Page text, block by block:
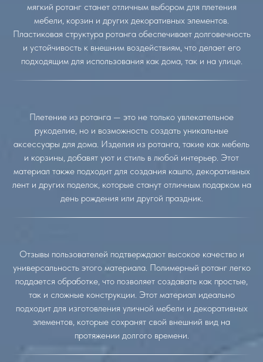
мягкий ротанг станет отличным выбором для плетения
мебели, корзин и других декоративных элементов.
Пластиковая структура ротанга обеспечивает долговечность
и устойчивость к внешним воздействиям, что делает его
подходящим для использования как дома, так и на улице.
Плетение из ротанга — это не только увлекательное
рукоделие, но и возможность создать уникальные
аксессуары для дома. Изделия из ротанга, такие как мебель
и корзины, добавят уют и стиль в любой интерьер. Этот
материал также подходит для создания кашпо, декоративных
лент и других поделок, которые станут отличным подарком на
день рождения или другой праздник.
Отзывы пользователей подтверждают высокое качество и
универсальность этого материала. Полимерный ротанг легко
поддается обработке, что позволяет создавать как простые,
так и сложные конструкции. Этот материал идеально
подходит для изготовления уличной мебели и декоративных
элементов, которые сохранят свой внешний вид на
протяжении долгого времени.